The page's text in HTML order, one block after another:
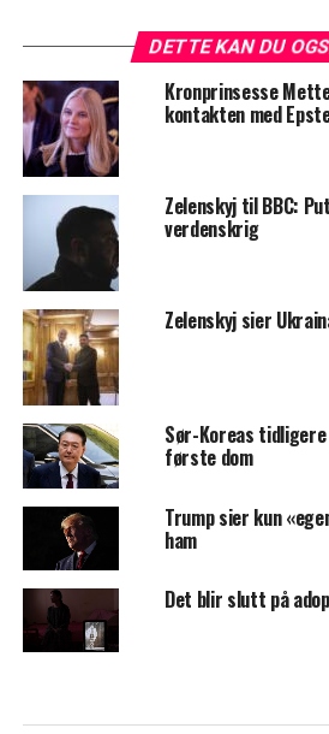
DETTE KAN DU
Kronprinsesse
kontakten med
Zelenskyj til BBC:
verdenskrig
Zelenskyj sier
Sør-Koreas
første dom
Trump sier kun
ham
Det blir slutt på